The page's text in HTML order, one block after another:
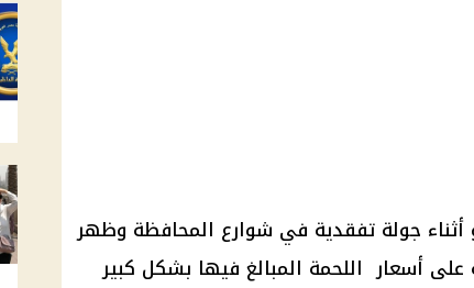
جولة تفقدية في شوارع المحافظة وظهر
على أسعاراللحمة المبالغ فيها بشكل كبير